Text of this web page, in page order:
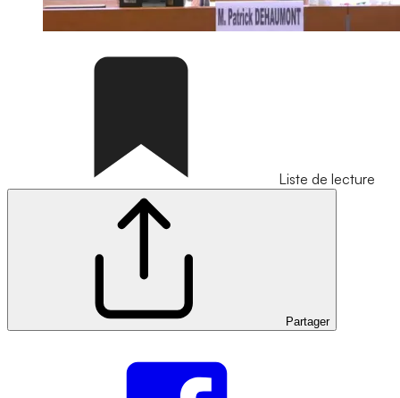
Liste de lecture
Partager